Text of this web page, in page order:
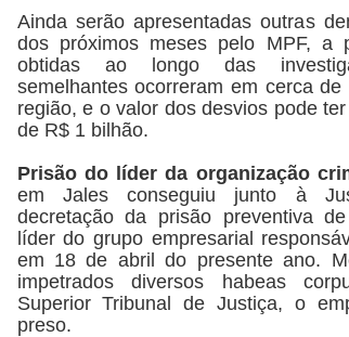
Ainda serão apresentadas outras
dos próximos meses pelo MPF, a
obtidas ao longo das
semelhantes ocorreram em cerca
região, e o valor dos desvios pode
de R$ 1 bilhão.
Prisão do líder da organização
em Jales conseguiu junto à
decretação da prisão preventiva
líder do grupo empresarial
em 18 de abril do presente ano.
impetrados diversos habeas
Superior Tribunal de Justiça, o
preso.